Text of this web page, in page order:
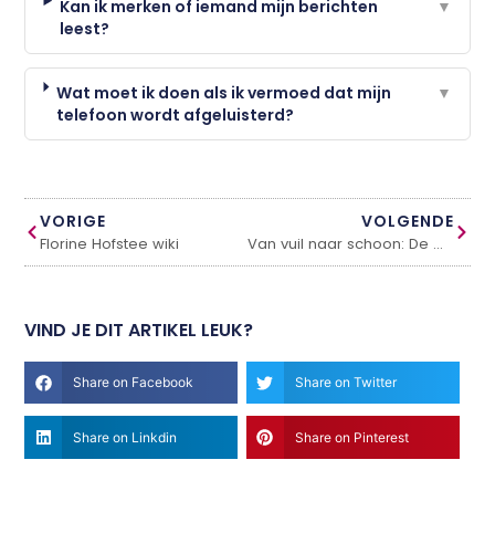
Kan ik merken of iemand mijn berichten
leest?
▼
Wat moet ik doen als ik vermoed dat mijn
telefoon wordt afgeluisterd?
▼
VORIGE
Florine Hofstee wiki
VOLGENDE
Van vuil naar schoon: De magie van Kärcher onderdelen
VIND JE DIT ARTIKEL LEUK?
Share on Facebook Share on Twitter
Share on Linkdin Share on Pinterest